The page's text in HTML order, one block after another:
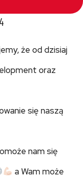
że od dzisiaj
oraz
się naszą
nam się
a Wam może